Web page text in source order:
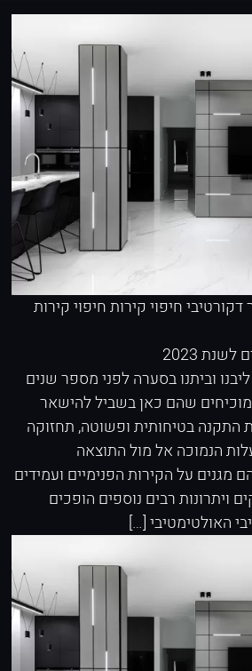
דקורטיביחיפוי קירותחיפוי קירות
וביתנו בסערה לפני מספר שנים
ב-2023, הם מוכיחים שהם כאן בשביל להישאר
התקנה בטיחותית ופשוטה, תחזוקה
הנמוכה אל מול התוצאה
על הקירות הפנימיים ועמידים
ויתרונות רבים נוספים הופכים
האולטימטיבי […]